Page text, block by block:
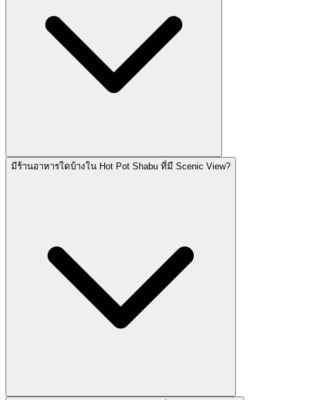
มีร้านอาหารใดบ้างใน Hot Pot Shabu ที่มี Scenic View?